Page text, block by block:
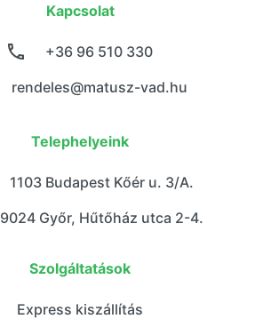
Kapcsolat
+36 96 510 330
rendeles@matusz-vad.hu
Telephelyeink
9024 Győr, Hűtőház utca 2-4.
1103 Budapest Kőér u. 3/A.
Szolgáltatások
Express kiszállítás